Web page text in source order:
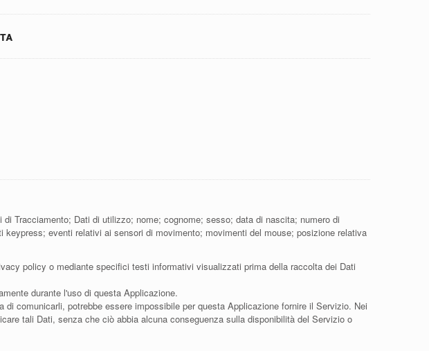
Tracciamento; Dati di utilizzo; nome; cognome; sesso; data di nascita; numero di
eventi relativi ai sensori di movimento; movimenti del mouse; posizione relativa
policy o mediante specifici testi informativi visualizzati prima della raccolta dei Dati
durante l'uso di questa Applicazione.
comunicarli, potrebbe essere impossibile per questa Applicazione fornire il Servizio. Nei
tali Dati, senza che ciò abbia alcuna conseguenza sulla disponibilità del Servizio o